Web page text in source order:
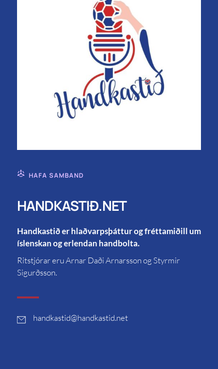
HAFA SAMBAND
HANDKASTIÐ.NET
Handkastið er hlaðvarpsþáttur og fréttamiðill um
íslenskan og erlendan handbolta.
Ritstjórar eru Arnar Daði Arnarsson og Styrmir
Sigurðsson.
handkastid@handkastid.net